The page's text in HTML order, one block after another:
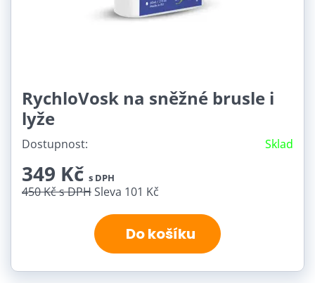
RychloVosk na sněžné brusle i
lyže
Dostupnost: Sklad
349 Kč s DPH
450 Kčs DPHSleva 101 Kč
Do košíku